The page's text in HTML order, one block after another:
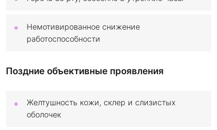
Немотивированное снижение
работоспособности
Поздние объективные проявления
Желтушность кожи, склер и слизистых
оболочек